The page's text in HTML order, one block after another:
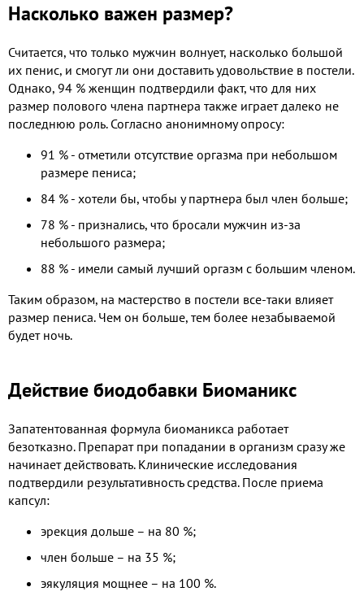
Насколько важен размер?
Считается, что только мужчин волнует, насколько большой
их пенис, и смогут ли они доставить удовольствие в постели.
Однако, 94 % женщин подтвердили факт, что для них
размер полового члена партнера также играет далеко не
последнюю роль. Согласно анонимному опросу:
91 % - отметили отсутствие оргазма при небольшом
размере пениса;
84 % - хотели бы, чтобы у партнера был член больше;
78 % - признались, что бросали мужчин из-за
небольшого размера;
88 % - имели самый лучший оргазм с большим членом.
Таким образом, на мастерство в постели все-таки влияет
размер пениса. Чем он больше, тем более незабываемой
будет ночь.
Действие биодобавки Биоманикс
Запатентованная формула биоманикса работает
безотказно. Препарат при попадании в организм сразу же
начинает действовать. Клинические исследования
подтвердили результативность средства. После приема
капсул:
эрекция дольше – на 80 %;
член больше – на 35 %;
эякуляция мощнее – на 100 %.